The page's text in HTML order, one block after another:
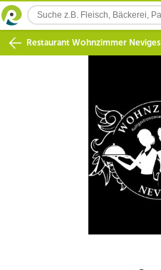
Restaurant Wohnzimmer Neviges